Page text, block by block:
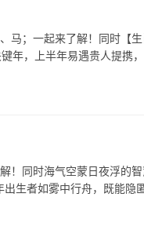
马；一起来了解！同时【生
年，上半年易遇贵人提携
！同时海气空蒙日夜浮的智
生者如雾中行舟，既能隐